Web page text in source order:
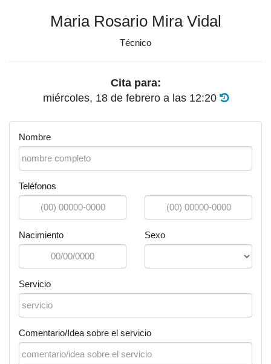
Maria Rosario Mira Vidal
Técnico
Cita para:
miércoles, 18 de febrero a las 12:20
Nombre
Teléfonos
Nacimiento Sexo
Servicio
Comentario/Idea sobre el servicio